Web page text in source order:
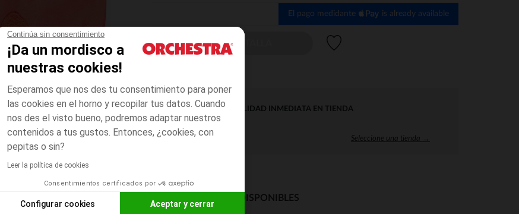
Continúa sin consentimiento
¡Da un mordisco a
nuestras cookies!
Esperamos que nos des tu consentimiento para poner
las cookies en el horno y recopilar tus datos. Cuando
nos des el visto bueno, podremos adaptar nuestros
contenidos a tus gustos. Entonces, ¿cookies, con
pepitas o sin?
Leer la política de cookies
Consentimientos certificados por
Configurar cookies Aceptar y cerrar
El pago medidante is already available
ELIGE UNA TALLA
DISPONIBILIDAD INMEDIATA EN TIENDA
Seleccione una tienda →
MODOS DE ENVÍO DISPONIBLES